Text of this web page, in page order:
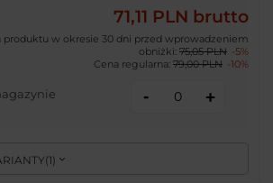
( 1)
71,11 PLN brutto
produktu w okresie 30 dni przed wprowadzeniem
obniżki: 75,05 PLN -5%
Cena regularna: 79,00 PLN -10%
- +